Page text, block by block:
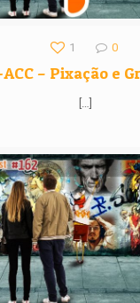
1 0
– Pixação e
[…]